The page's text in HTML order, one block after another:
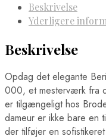
Beskrivelse
Yderligere
Beskrivelse
Opdag det elegante
000, et mesterværk fra
er tilgængeligt hos
dameur er ikke bare en
der tilføjer en